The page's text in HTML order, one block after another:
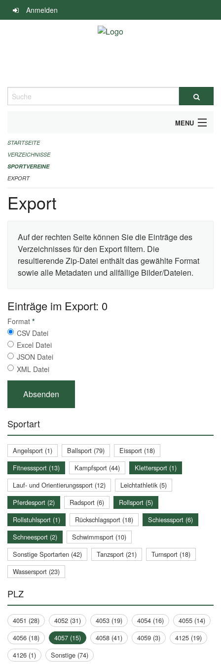
Navigation
überspringen
Anmelden
Suche
MENU
ALLGEMEINE INFORMATIONEN
FINANZIELLE UNTERSTÜTZUNG BENÖTIGT?
KONTAKT
STARTSEITE
VERZEICHNISSE
SPORTVEREINE
EXPORT
Export
Auf der rechten Seite können Sie die Einträge des
Verzeichnisses für den Export filtern. Die
resultierende Zip-Datei enthält das gewählte Format
sowie alle Metadaten und allfällige Bilder/Dateien.
Einträge im Export: 0
Format *
CSV Datei
Excel Datei
JSON Datei
XML Datei
Sportart
Angelsport (1) Ballsport (79)
Eissport (18)
Fitnesssport (13)
Kampfsport (44)
Klettersport (1)
Lauf- und Orientierungssport (12)
Leichtathletik (5)
Pferdesport (2)
Radsport (6)
Rollsport (5)
Rollstuhlsport (1)
Rückschlagsport (18)
Schiesssport (6)
Schneesport (2)
Schwimmsport (10)
Sonstige Sportarten (42)
Tanzsport (21)
Turnsport (18)
Wassersport (23)
PLZ
4051 (28) 4052 (31) 4053 (19) 4054 (16)
4055 (14)
4056 (18)
4057 (15) 4058 (41) 4059 (3)
4125 (19)
4126 (1)
Sonstige (74)